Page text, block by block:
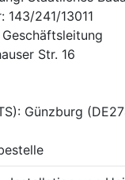
143/241/13011
Str. 16
Günzburg